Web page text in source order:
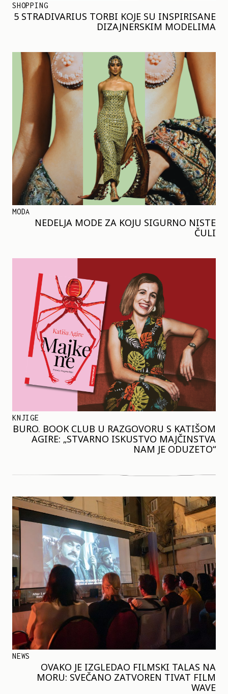
SHOPPING
5 STRADIVARIUS TORBI KOJE SU INSPIRISANE
DIZAJNERSKIM MODELIMA
MODA
NEDELJA MODE ZA KOJU SIGURNO NISTE
ČULI
KNJIGE
BURO. BOOK CLUB U RAZGOVORU S KATIŠOM
AGIRE: „STVARNO ISKUSTVO MAJČINSTVA
NAM JE ODUZETO“
NEWS
OVAKO JE IZGLEDAO FILMSKI TALAS NA
MORU: SVEČANO ZATVOREN TIVAT FILM
WAVE